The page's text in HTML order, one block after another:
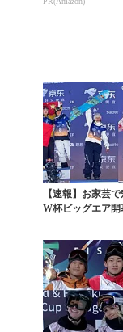
【速報】お家芸
W杯ビッグエア